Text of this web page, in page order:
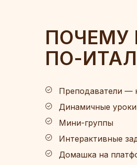
ПОЧЕМУ
ПО-
Преподаватели —
Динамичные
Мини-группы
Интерактивные
Домашка на